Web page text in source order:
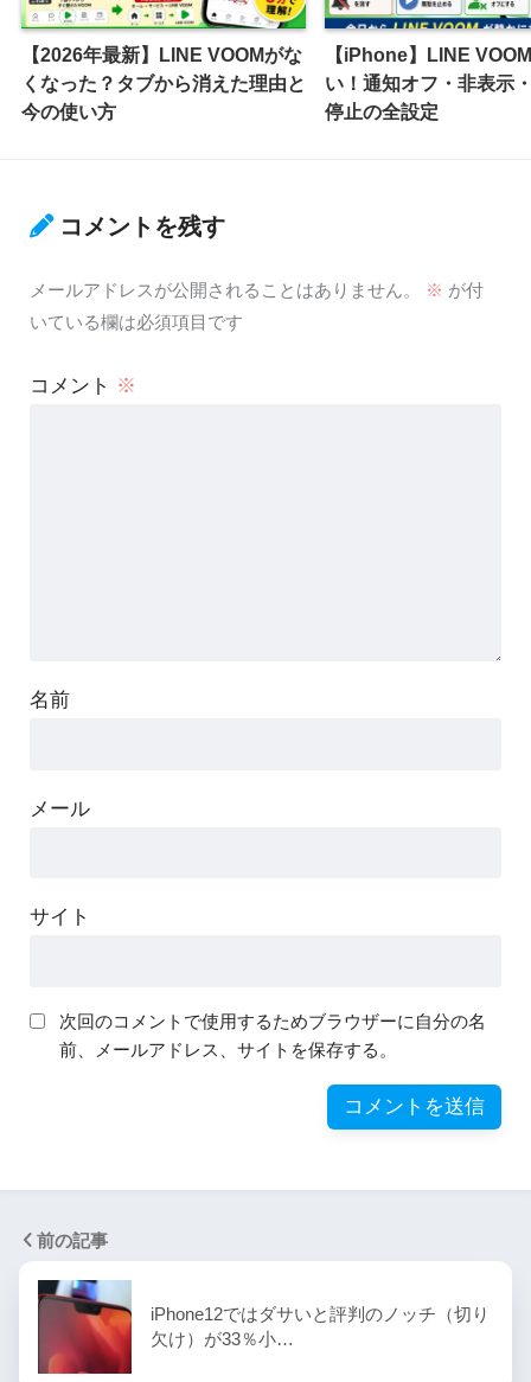
【2026年最新】LINE VOOMがな
くなった？タブから消えた理由と
今の使い方
【iPhone】LINE
い！通知オフ・非表示
停止の全設定
コメントを残す
メールアドレスが公開されることはありません。 ※ が付
いている欄は必須項目です
コメント ※
名前
メール
サイト
次回のコメントで使用するためブラウザーに自分の名
前、メールアドレス、サイトを保存する。
前の記事
iPhone12ではダサいと評判のノッチ（切り
欠け）が33％小…